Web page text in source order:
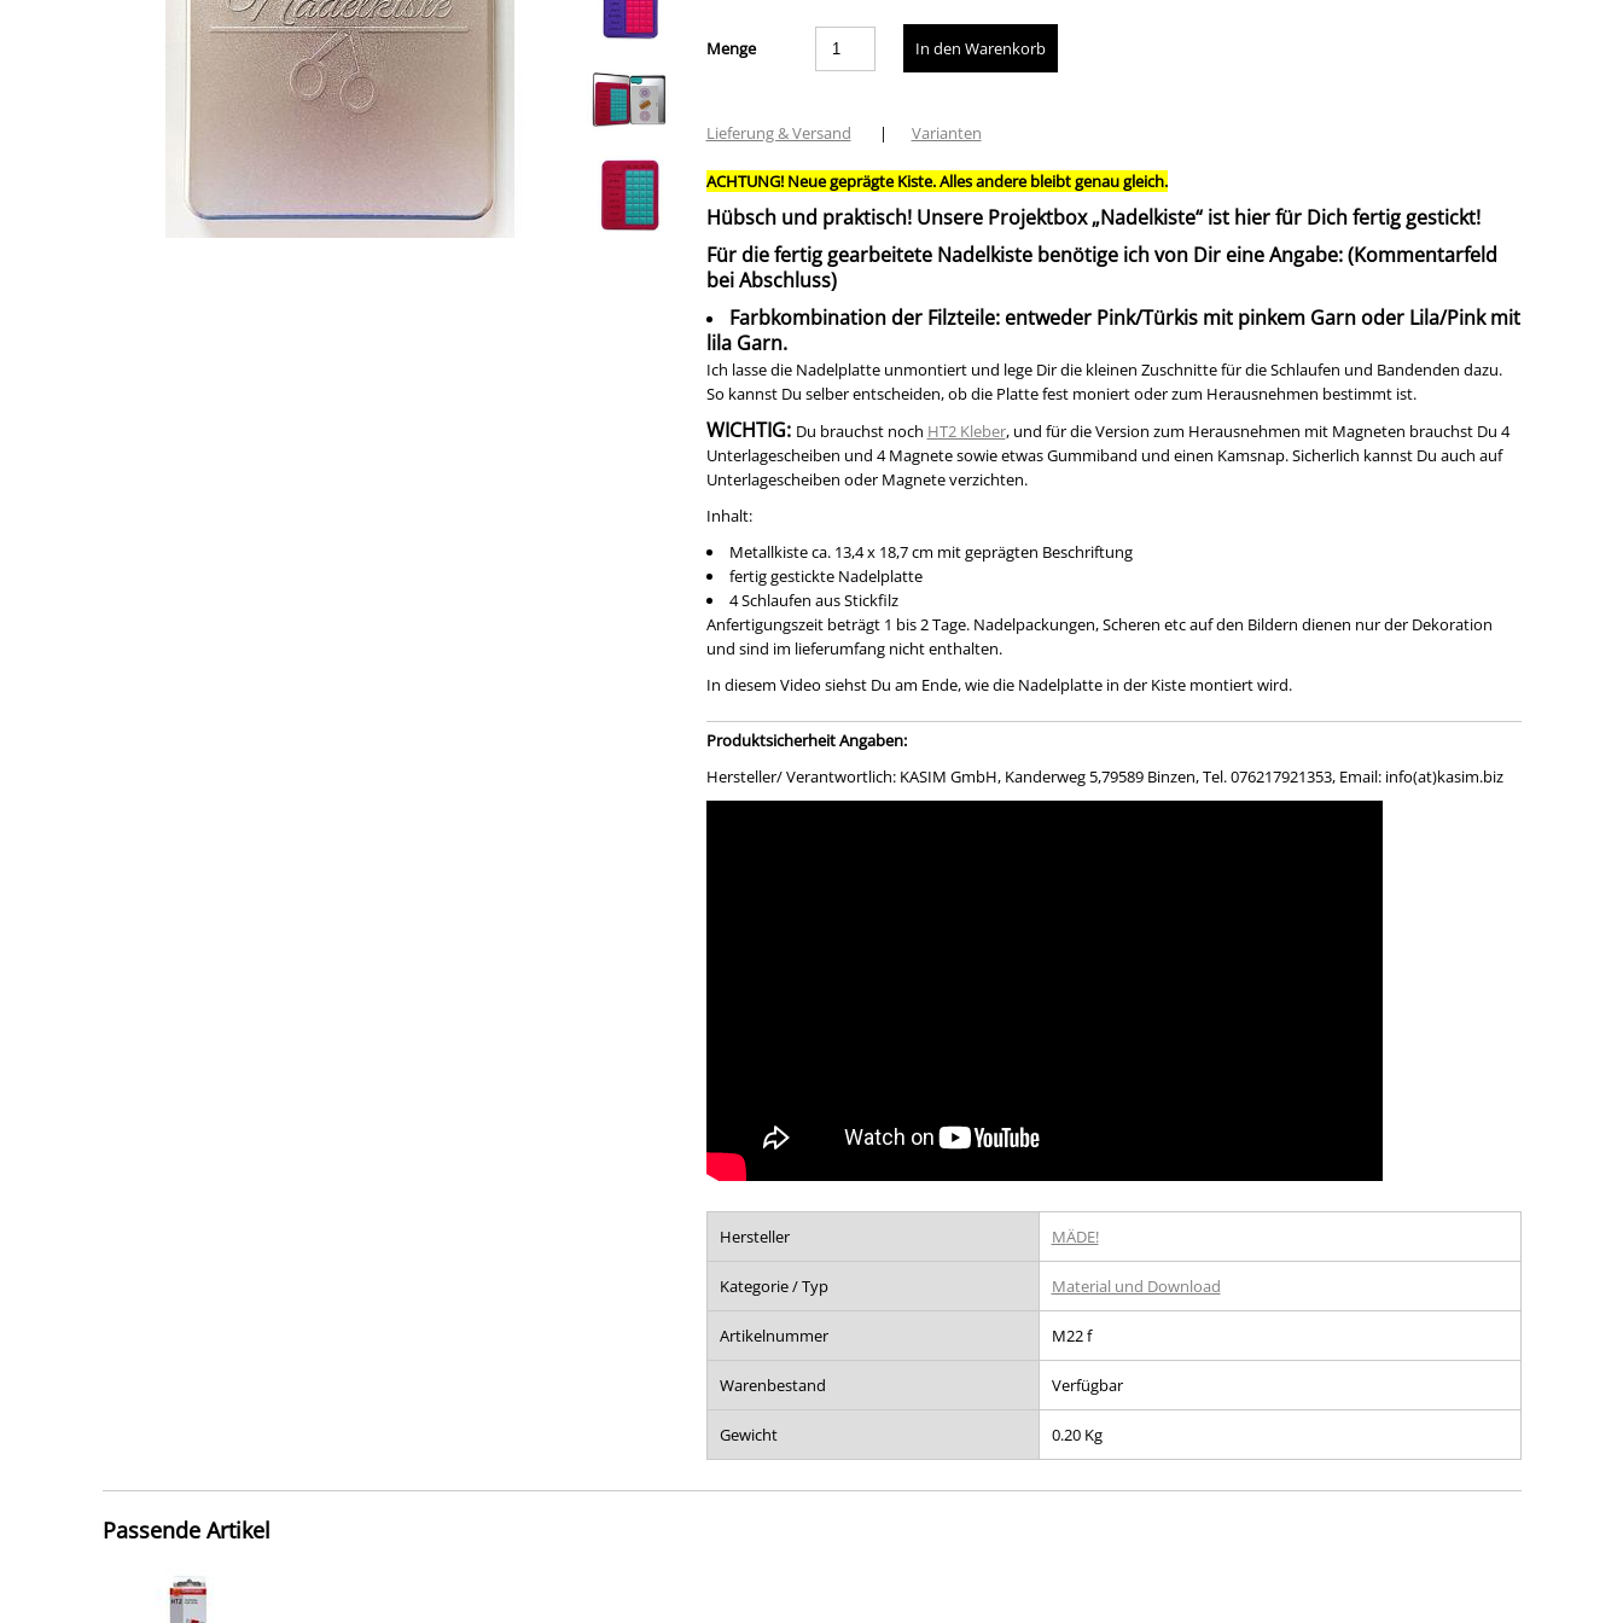
Menge
Lieferung & Versand | Varianten
ACHTUNG! Neue geprägte Kiste. Alles andere bleibt genau gleich.
Hübsch und praktisch! Unsere Projektbox „Nadelkiste“ ist hier für Dich fertig gestickt!
Für die fertig gearbeitete Nadelkiste benötige ich von Dir eine Angabe: (Kommentarfeld
bei Abschluss)
Farbkombination der Filzteile: entweder Pink/Türkis mit pinkem Garn oder Lila/Pink mit
lila Garn.
Ich lasse die Nadelplatte unmontiert und lege Dir die kleinen Zuschnitte für die Schlaufen und Bandenden dazu.
So kannst Du selber entscheiden, ob die Platte fest moniert oder zum Herausnehmen bestimmt ist.
WICHTIG: Du brauchst noch HT2 Kleber, und für die Version zum Herausnehmen mit Magneten brauchst Du 4
Unterlagescheiben und 4 Magnete sowie etwas Gummiband und einen Kamsnap. Sicherlich kannst Du auch auf
Unterlagescheiben oder Magnete verzichten.
Inhalt:
Metallkiste ca. 13,4 x 18,7 cm mit geprägten Beschriftung
fertig gestickte Nadelplatte
4 Schlaufen aus Stickfilz
Anfertigungszeit beträgt 1 bis 2 Tage. Nadelpackungen, Scheren etc auf den Bildern dienen nur der Dekoration
und sind im lieferumfang nicht enthalten.
In diesem Video siehst Du am Ende, wie die Nadelplatte in der Kiste montiert wird.
Produktsicherheit Angaben:
Hersteller/ Verantwortlich: KASIM GmbH, Kanderweg 5,79589 Binzen, Tel. 076217921353, Email: info(at)kasim.biz
Hersteller MÄDE!
Kategorie / Typ Material und Download
Artikelnummer M22 f
Warenbestand Verfügbar
Gewicht 0.20 Kg
Passende Artikel